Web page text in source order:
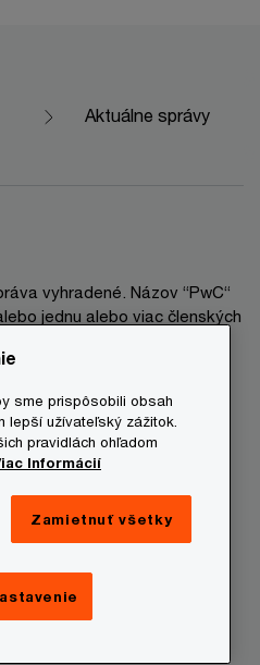
Aktuálne správy
vyhradené. Názov “PwC“
jednu alebo viac členských
www.pwc.com/structure.
sme prispôsobili obsah
lepší užívateľský zážitok.
pravidlách ohľadom
Informácií
Zamietnuť všetky